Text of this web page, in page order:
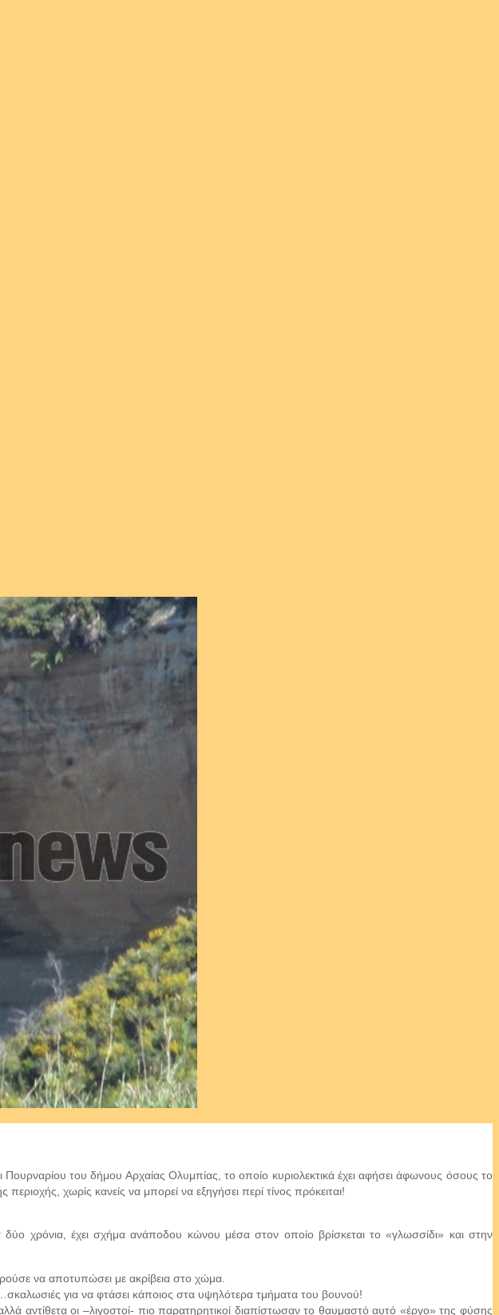
του δήμου Αρχαίας Ολυμπίας, το οποίο κυριολεκτικά έχει αφήσει άφωνους όσους το
χωρίς κανείς να μπορεί να εξηγήσει περί τίνος πρόκειται!
χρόνια, έχει σχήμα ανάποδου κώνου μέσα στον οποίο βρίσκεται το «γλωσσίδι» και στην
να αποτυπώσει με ακρίβεια στο χώμα.
…σκαλωσιές για να φτάσει κάποιος στα υψηλότερα τμήματα του βουνού!
αντίθετα οι –λιγοστοί- πιο παρατηρητικοί διαπίστωσαν το θαυμαστό αυτό «έργο» της φύσης